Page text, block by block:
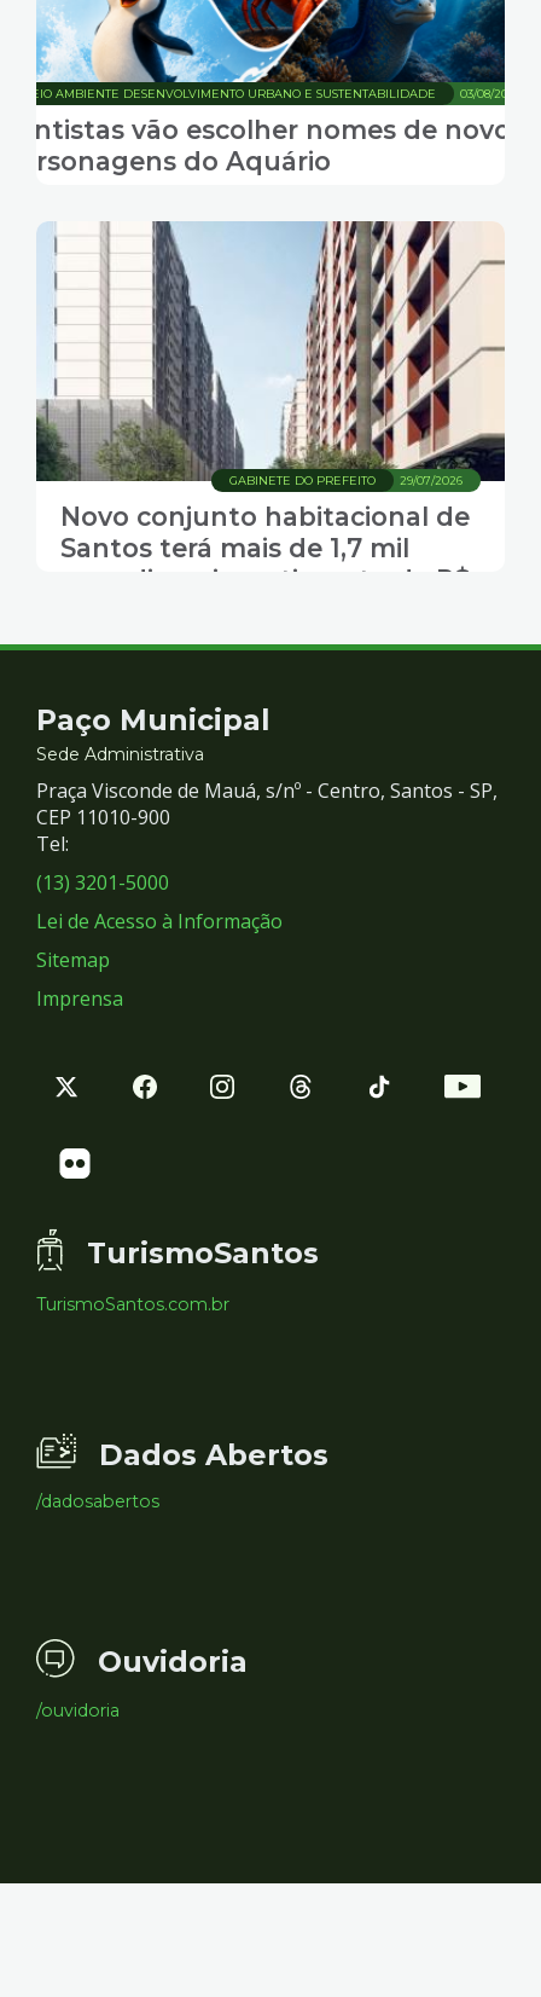
03/08/2026
MEIO AMBIENTE DESENVOLVIMENTO URBANO E SUSTENTABILIDADE
Santistas vão escolher nomes de novos
personagens do Aquário
29/07/2026
GABINETE DO PREFEITO
Novo conjunto habitacional de
Santos terá mais de 1,7 mil
moradias e investimento de R$
Contato
e
Redes
Sociais
Paço Municipal
Sede Administrativa
Praça Visconde de Mauá, s/nº - Centro, Santos - SP,
CEP 11010-900
Tel:
(13) 3201-5000
Lei de Acesso à Informação
Sitemap
Imprensa
TurismoSantos
TurismoSantos.com.br
Dados Abertos
/dadosabertos
Ouvidoria
/ouvidoria